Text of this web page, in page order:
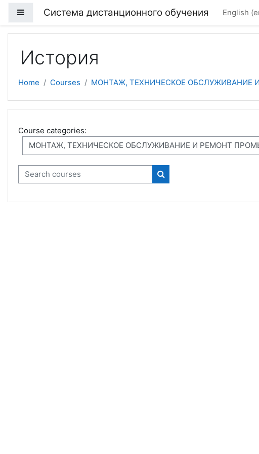
Side panel
Система дистанционного обучения English
История
Home Courses МОНТАЖ, ТЕХНИЧЕСКОЕ ОБСЛУЖИВАНИЕ
Course categories:
Search courses
Search courses